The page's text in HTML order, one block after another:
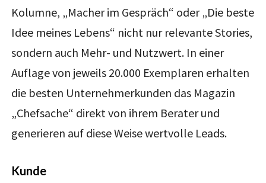
Kolumne, „Macher im Gespräch“ oder „Die beste
Idee meines Lebens“ nicht nur relevante Stories,
sondern auch Mehr- und Nutzwert. In einer
Auflage von jeweils 20.000 Exemplaren erhalten
die besten Unternehmerkunden das Magazin
„Chefsache“ direkt von ihrem Berater und
generieren auf diese Weise wertvolle Leads.
Kunde